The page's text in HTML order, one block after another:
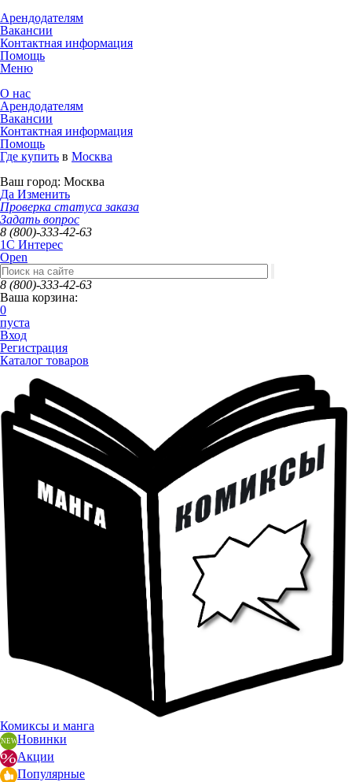
Арендодателям
Вакансии
Контактная информация
Помощь
Меню
О нас
Арендодателям
Вакансии
Контактная информация
Помощь
Где купить в Москва
Ваш город: Москва
Да Изменить
Проверка статуса заказа
Задать вопрос
8 (800)-333-42-63
1C Интерес
Open
8 (800)-333-42-63
Ваша корзина:
0
пуста
Вход
Регистрация
Каталог товаров
Комиксы и манга
Новинки
Акции
Популярные